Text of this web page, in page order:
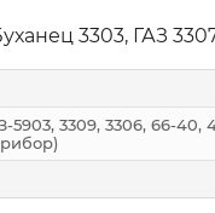
3303, ГАЗ
5903, 3309, 3306, 66-40,